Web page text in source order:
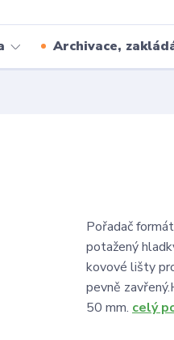
Archivace,
Pořadač
potažený
kovové lišty
pevně
50 mm. celý